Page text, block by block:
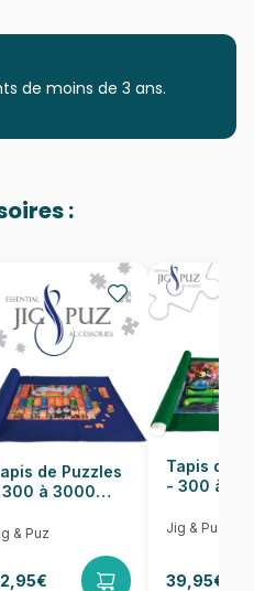
La Loutre
Puzzles - Villes et Villages
Puzzle pour Adultes (500 à
Fabriqué en France
3760301335719
1000 pièces
69 x 48 cm
de moins de 3 ans.
:
de Puzzles
à 3000
& Puz
Tapis de
- 300 à
Jig & Puz
39,95€